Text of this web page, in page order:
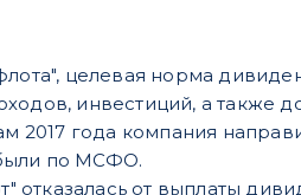
целевая норма
инвестиций, а также
2017 года компания
по МСФО.
отказалась от выплаты